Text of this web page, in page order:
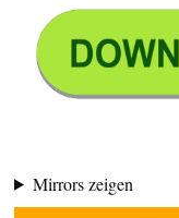
Mirrors zeigen